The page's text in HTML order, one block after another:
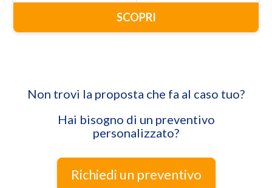
SCOPRI
Non trovi la proposta che fa al caso tuo?
Hai bisogno di un preventivo
personalizzato?
Richiedi un preventivo